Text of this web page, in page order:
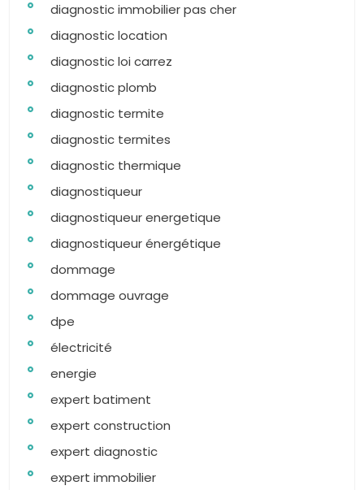
diagnostic immobilier pas cher
diagnostic location
diagnostic loi carrez
diagnostic plomb
diagnostic termite
diagnostic termites
diagnostic thermique
diagnostiqueur
diagnostiqueur energetique
diagnostiqueur énergétique
dommage
dommage ouvrage
dpe
électricité
energie
expert batiment
expert construction
expert diagnostic
expert immobilier